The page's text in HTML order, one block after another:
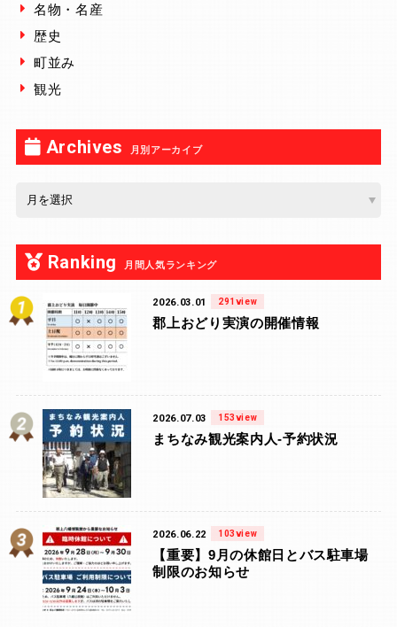
名物・名産
歴史
町並み
観光
Archives 月別アーカイブ
Ranking 月間人気ランキング
2026.03.01 291view
郡上おどり実演の開催情報
2026.07.03 153view
まちなみ観光案内人-予約状況
2026.06.22 103view
【重要】9月の休館日とバス駐車場
制限のお知らせ